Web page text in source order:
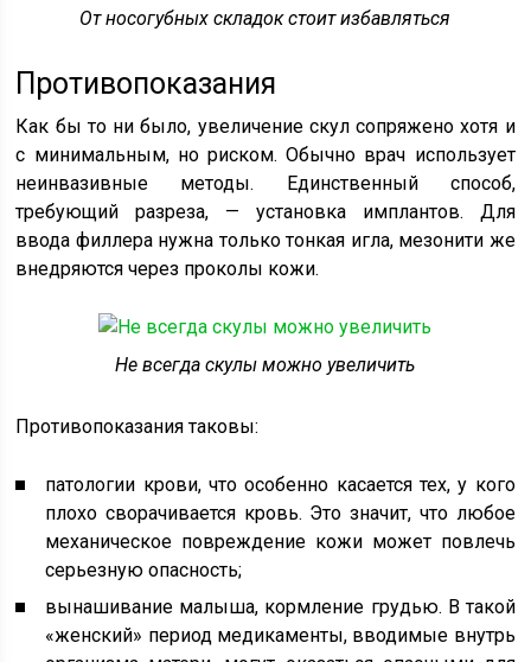
От носогубных складок стоит избавляться
Противопоказания
Как бы то ни было, увеличение скул сопряжено хотя и
с минимальным, но риском. Обычно врач использует
неинвазивные методы. Единственный способ,
требующий разреза, — установка имплантов. Для
ввода филлера нужна только тонкая игла, мезонити же
внедряются через проколы кожи.
Не всегда скулы можно увеличить
Противопоказания таковы:
патологии крови, что особенно касается тех, у кого
плохо сворачивается кровь. Это значит, что любое
механическое повреждение кожи может повлечь
серьезную опасность;
вынашивание малыша, кормление грудью. В такой
«женский» период медикаменты, вводимые внутрь